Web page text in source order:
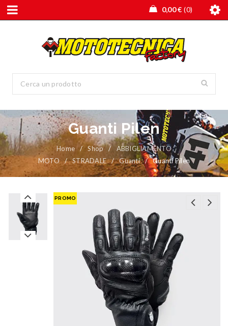
0,00€ 0
Guanti Pilen
Home / Shop /
ABBIGLIAMENTO
MOTO
/ STRADALE / Guanti / Guanti Pilen
PROMO